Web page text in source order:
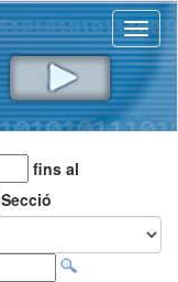
fins al
Secció